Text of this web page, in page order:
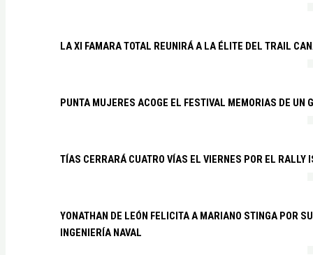
LA XI FAMARA TOTAL REUNIRÁ A LA ÉLITE DEL TRAIL
PUNTA MUJERES ACOGE EL FESTIVAL MEMORIAS DE UN
TÍAS CERRARÁ CUATRO VÍAS EL VIERNES POR EL RALLY
YONATHAN DE LEÓN FELICITA A MARIANO STINGA POR
INGENIERÍA NAVAL